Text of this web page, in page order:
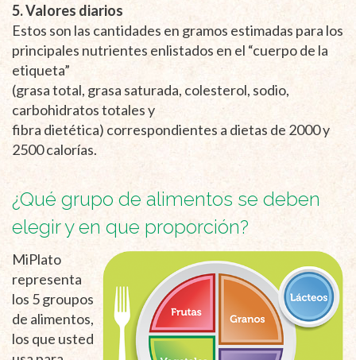
5. Valores diarios
Estos son las cantidades en gramos estimadas para los
principales nutrientes enlistados en el “cuerpo de la
etiqueta”
(grasa total, grasa saturada, colesterol, sodio,
carbohidratos totales y
fibra dietética) correspondientes a dietas de 2000 y
2500 calorías.
¿Qué grupo de alimentos se deben
elegir y en que proporción?
MiPlato
representa
los 5 groupos
de alimentos,
los que usted